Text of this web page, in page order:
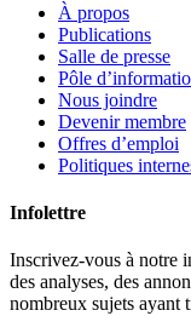
À propos
Publications
Salle de presse
Pôle
Nous joindre
Devenir membre
Offres d’emploi
Politiques
Infolettre
Inscrivez-vous à notre
des analyses, des
nombreux sujets ayant